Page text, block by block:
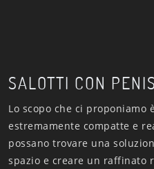
SALOTTI CON
Lo scopo che ci proponiamo
estremamente compatte e
possano trovare una
spazio e creare un raffinato